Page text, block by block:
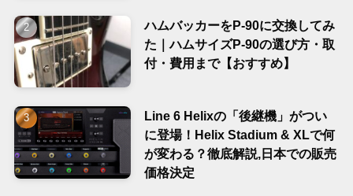
ハムバッカーをP-90に交換してみ
た｜ハムサイズP-90の選び方・取
付・費用まで【おすすめ】
Line 6 Helixの「後継機」がつい
に登場！Helix Stadium & XLで何
が変わる？徹底解説,日本での販売
価格決定